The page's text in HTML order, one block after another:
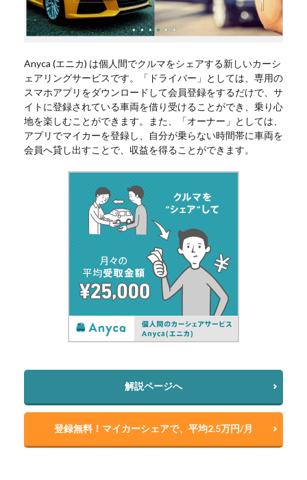
Anyca (エニカ) は個人間でクルマをシェアする新しいカーシ
ェアリングサービスです。「ドライバー」としては、専用の
スマホアプリをダウンロードして会員登録をするだけで、サ
イトに登録されている車両を借り受けることができ、乗り心
地を楽しむことができます。また、「オーナー」としては、
アプリでマイカーを登録し、自分が乗らない時間帯に車両を
会員へ貸し出すことで、収益を得ることができます。
解説ページへ
登録無料！マイカーシェアで、平均2.5万円/月